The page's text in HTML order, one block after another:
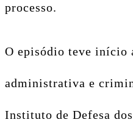
processo.
O episódio teve início
administrativa e
Instituto de Defesa